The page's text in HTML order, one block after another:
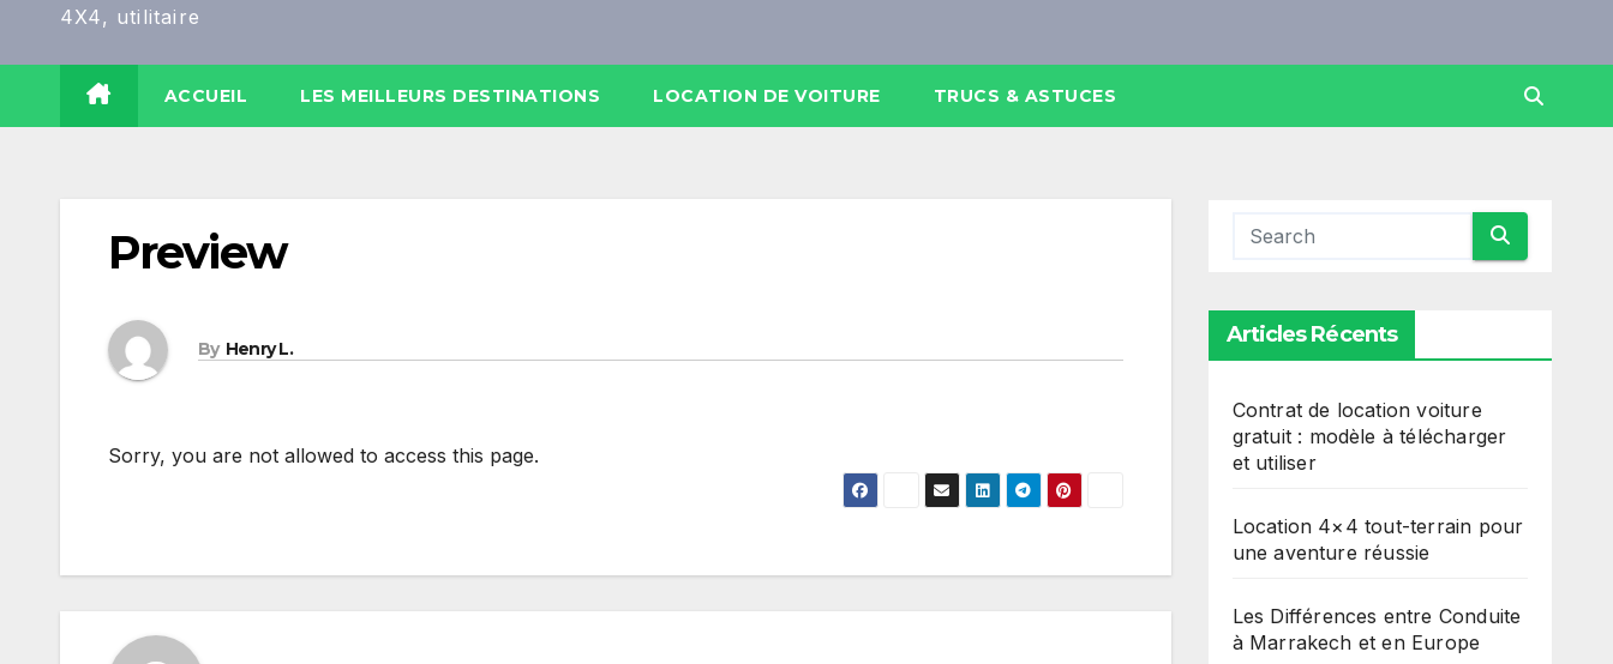
4X4, utilitaire
ACCUEIL LES MEILLEURS DESTINATIONS LOCATION DE VOITURE TRUCS & ASTUCES
Preview
By Henry L.
Sorry, you are not allowed to access this page.
Articles Récents
Contrat de location voiture
gratuit : modèle à télécharger
et utiliser
Location 4×4 tout-terrain pour
une aventure réussie
Les Différences entre Conduite
à Marrakech et en Europe